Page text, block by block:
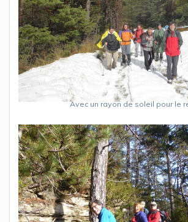
Avec un rayon de soleil pour le